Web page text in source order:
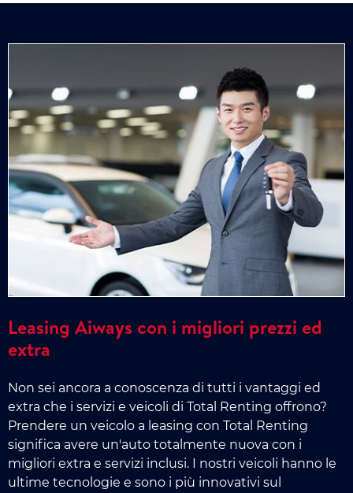
Leasing Aiways con i migliori prezzi ed
extra
Non sei ancora a conoscenza di tutti i vantaggi ed
extra che i servizi e veicoli di Total Renting offrono?
Prendere un veicolo a leasing con Total Renting
significa avere un'auto totalmente nuova con i
migliori extra e servizi inclusi. I nostri veicoli hanno le
ultime tecnologie e sono i più innovativi sul